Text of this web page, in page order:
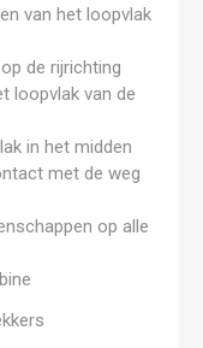
van het loopvlak
de rijrichting
loopvlak van de
in het midden
met de weg
op alle